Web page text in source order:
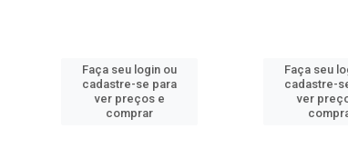
Faça seu login ou
cadastre-se para
ver preços e
comprar
Faça seu
cadastre-
ver